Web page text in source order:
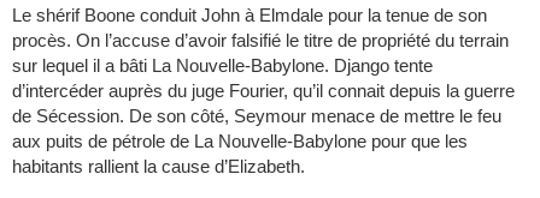
Le shérif Boone conduit John à Elmdale pour la tenue de son
procès. On l’accuse d’avoir falsifié le titre de propriété du terrain
sur lequel il a bâti La Nouvelle-Babylone. Django tente
d’intercéder auprès du juge Fourier, qu’il connait depuis la guerre
de Sécession. De son côté, Seymour menace de mettre le feu
aux puits de pétrole de La Nouvelle-Babylone pour que les
habitants rallient la cause d’Elizabeth.